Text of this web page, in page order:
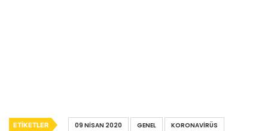
ETIKETLER 09 NISAN 2020 GENEL
KORONAVIRÜS